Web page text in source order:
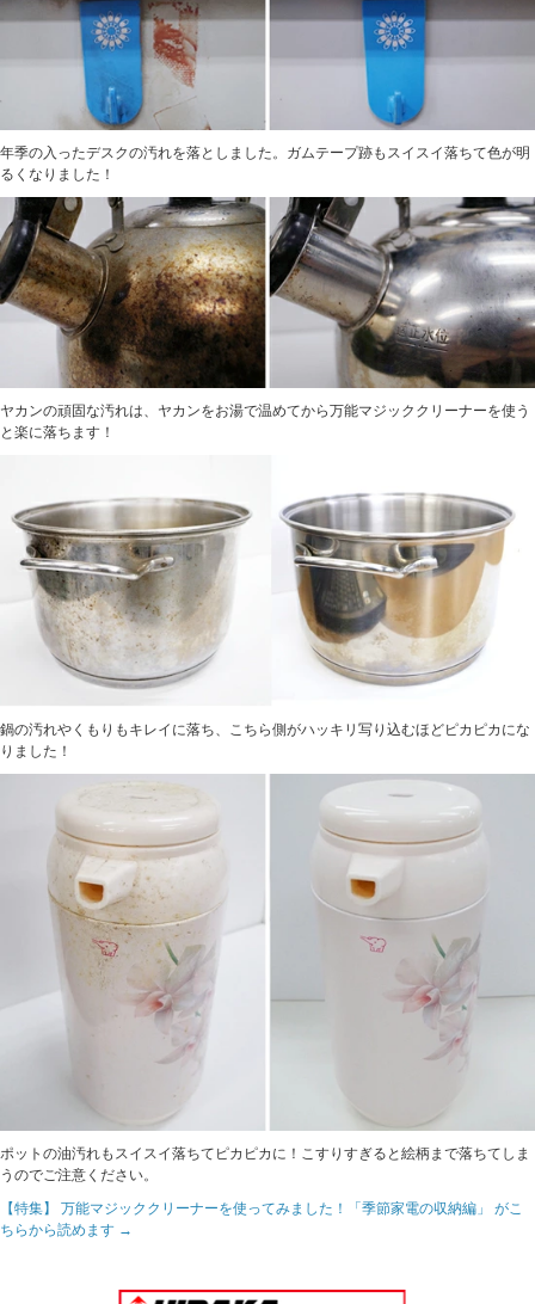
年季の入ったデスクの汚れを落としました。ガムテープ跡もスイスイ落ちて色が明
るくなりました！
ヤカンの頑固な汚れは、ヤカンをお湯で温めてから万能マジッククリーナーを使う
と楽に落ちます！
鍋の汚れやくもりもキレイに落ち、こちら側がハッキリ写り込むほどピカピカにな
りました！
ポットの油汚れもスイスイ落ちてピカピカに！こすりすぎると絵柄まで落ちてしま
うのでご注意ください。
【特集】 万能マジッククリーナーを使ってみました！「季節家電の収納編」 がこ
ちらから読めます →